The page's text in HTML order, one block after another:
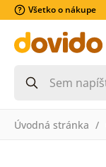
Všetko o nákupe
Úvodná stránka